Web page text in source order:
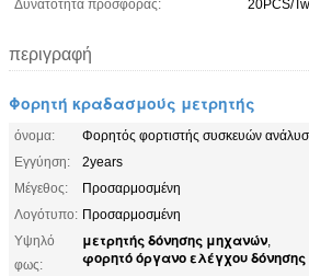
Δυνατότητα προσφοράς:
20PCS/
περιγραφή
Φορητή κραδασμούς μετρητής
όνομα:
Φορητός φορτιστής συσκευών
Εγγύηση:
2years
Μέγεθος:
Προσαρμοσμένη
Λογότυπο: Προσαρμοσμένη
Υψηλό
φως:
μετρητής δόνησης μηχανών,
φορητό όργανο ελέγχου δόνησης